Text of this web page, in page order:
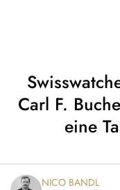
Carl F.
eine
NICO BANDL